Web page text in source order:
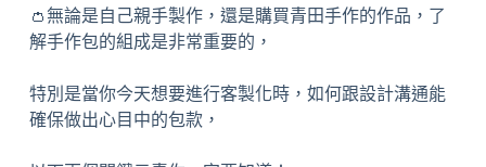
👛無論是自己親手製作，還是購買青田手作的作品，了
解手作包的組成是非常重要的，
特別是當你今天想要進行客製化時，如何跟設計溝通能
確保做出心目中的包款，